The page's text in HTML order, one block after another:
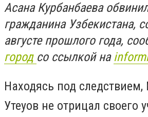
Асана Курбанбаева
гражданина Узбекистана,
августе прошлого года,
город со ссылкой на
Находясь под
Утеуов не отрицал своего